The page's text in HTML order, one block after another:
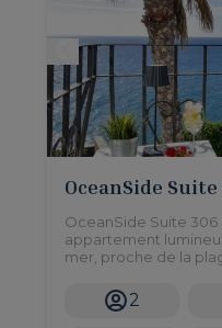
OceanSide Suite
OceanSide Suite 306
appartement
mer, proche de la
2